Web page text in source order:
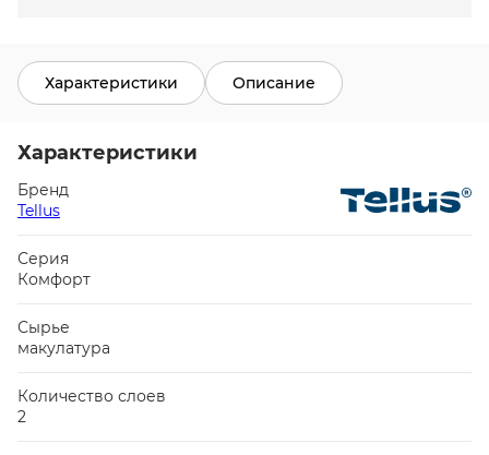
Характеристики Описание
Характеристики
Бренд
Tellus
Серия
Комфорт
Сырье
макулатура
Количество слоев
2